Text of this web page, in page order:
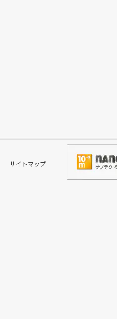
サイトマップ